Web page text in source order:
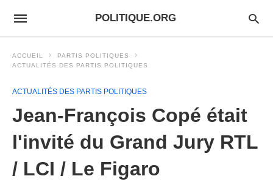
POLITIQUE.ORG
ACCUEIL
PARTIS POLITIQUES
ACTUALITÉS DES PARTIS POLITIQUES
ACTUALITÉS DES PARTIS POLITIQUES
Jean-François Copé était
l'invité du Grand Jury RTL
/ LCI / Le Figaro